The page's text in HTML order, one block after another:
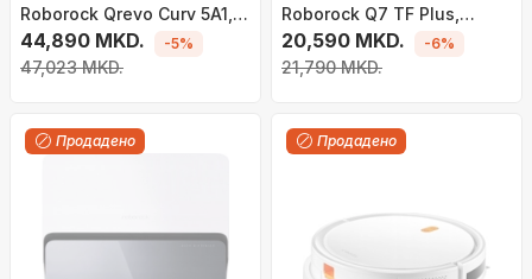
Roborock Qrevo Curv 5A1,
бела
44,890 MKD.
47,023 MKD.
-5%
Roborock Q7 TF Plus,
станица за
самопразнење, чистење
20,590 MKD.
21,790 MKD.
-6%
Продадено Продадено